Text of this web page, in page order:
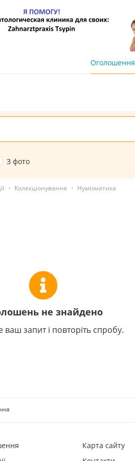
Оголошення
З фото
Колекціонування Нумізматика
не знайдено
ваш запит і повторіть спробу.
Карта сайту